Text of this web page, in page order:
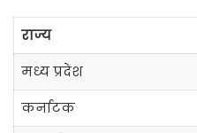
राज्य
मध्य प्रदेश
कर्नाटक